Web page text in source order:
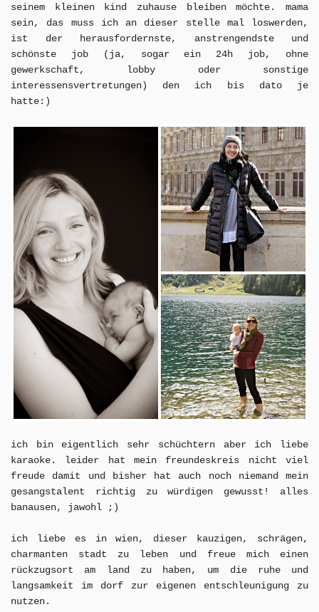
seinem kleinen kind zuhause bleiben möchte. mama
sein, das muss ich an dieser stelle mal loswerden,
ist der herausfordernste, anstrengendste und
schönste job (ja, sogar ein 24h job, ohne
gewerkschaft, lobby oder sonstige
interessensvertretungen) den ich bis dato je
hatte:)
ich bin eigentlich sehr schüchtern aber ich liebe
karaoke. leider hat mein freundeskreis nicht viel
freude damit und bisher hat auch noch niemand mein
gesangstalent richtig zu würdigen gewusst! alles
banausen, jawohl ;)
ich liebe es in wien, dieser kauzigen, schrägen,
charmanten stadt zu leben und freue mich einen
rückzugsort am land zu haben, um die ruhe und
langsamkeit im dorf zur eigenen entschleunigung zu
nutzen.